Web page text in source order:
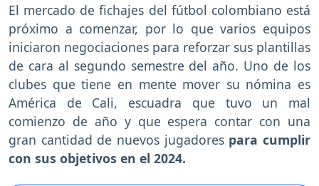
El mercado de fichajes del fútbol colombiano está
próximo a comenzar, por lo que varios equipos
iniciaron negociaciones para reforzar sus plantillas
de cara al segundo semestre del año. Uno de los
clubes que tiene en mente mover su nómina es
América de Cali, escuadra que tuvo un mal
comienzo de año y que espera contar con una
gran cantidad de nuevos jugadores para cumplir
con sus objetivos en el 2024.